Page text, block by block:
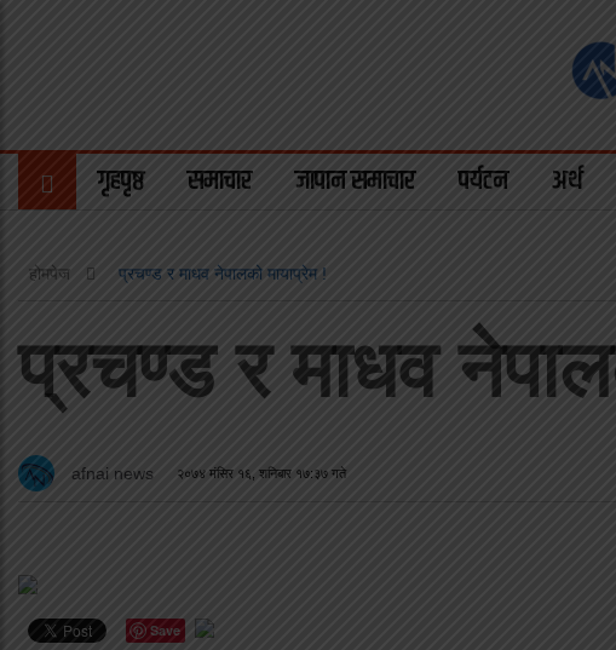
गृहपृष्ठ समाचार जापान समाचार पर्यटन अर्थ
होमपेज प्रचण्ड र माधव नेपालको मायाप्रेम !
प्रचण्ड र माधव
afnai news २०७४ मंसिर १६, शनिबार १७:३७ गते
Save